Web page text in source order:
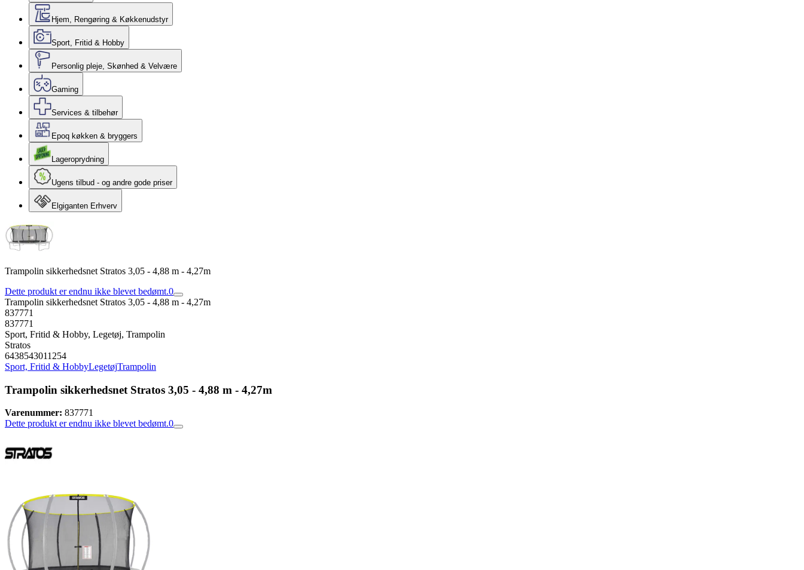
Hjem, Rengøring & Køkkenudstyr
Sport, Fritid & Hobby
Personlig pleje, Skønhed & Velvære
Gaming
Services & tilbehør
Epoq køkken & bryggers
Lageroprydning
Ugens tilbud - og andre gode priser
Elgiganten Erhverv
Trampolin sikkerhedsnet Stratos 3,05 - 4,88 m - 4,27m
Dette produkt er endnu ikke blevet bedømt.0
Trampolin sikkerhedsnet Stratos 3,05 - 4,88 m - 4,27m
837771
837771
Sport, Fritid & Hobby, Legetøj, Trampolin
Stratos
6438543011254
Sport, Fritid & HobbyLegetøjTrampolin
Trampolin sikkerhedsnet Stratos 3,05 - 4,88 m - 4,27m
Varenummer: 837771
Dette produkt er endnu ikke blevet bedømt.0